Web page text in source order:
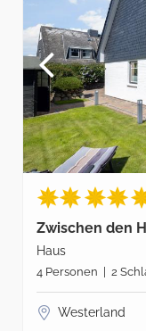
Zwischen den
Haus
4 Personen | 2
Westerland